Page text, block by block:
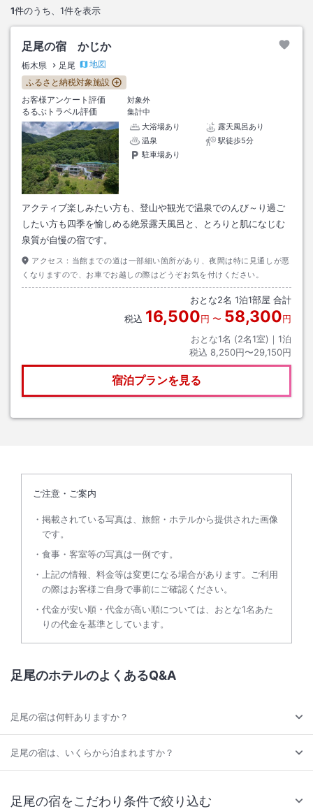
1件のうち、 1件を表示
足尾の宿 かじか
栃木県 足尾
地図
ふるさと納税対象施設
お客様アンケート評価
対象外
るるぶトラベル評価
集計中
大浴場あり
露天風呂あり
温泉
駅徒歩5分
駐車場あり
アクティブ楽しみたい方も、登山や観光で温泉でのんび～り過ご
したい方も四季を愉しめる絶景露天風呂と、とろりと肌になじむ
泉質が自慢の宿です。
アクセス： 当館までの道は一部細い箇所があり、夜間は特に見通しが悪
くなりますので、お車でお越しの際はどうぞお気を付けください。
おとな2名 1泊1部屋 合計
税込 16,500円 〜 58,300円
おとな1名 (2名1室)｜ 1泊
税込 8,250円〜29,150円
宿泊プランを見る
ご注意・ご案内
掲載されている写真は、旅館・ホテルから提供された画像
です。
食事・客室等の写真は一例です。
上記の情報、料金等は変更になる場合があります。ご利用
の際はお客様ご自身で事前にご確認ください。
代金が安い順・代金が高い順については、おとな1名あた
りの代金を基準としています。
足尾のホテルのよくあるQ&A
足尾の宿は何軒ありますか？
足尾の宿は、いくらから泊まれますか？
足尾の宿をこだわり条件で絞り込む